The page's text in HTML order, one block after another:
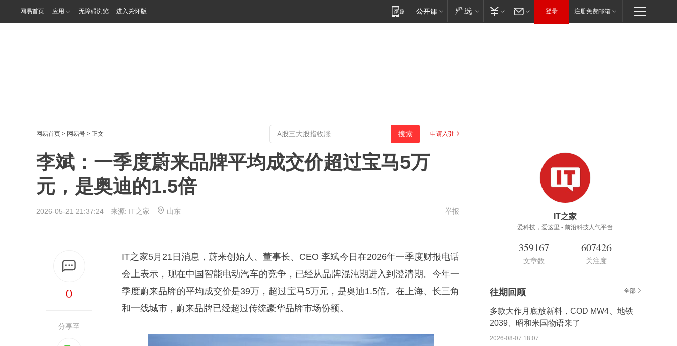
网易首页 应用 无障碍浏览 进入关怀版 登录 注册免费邮箱
网易首页 > 网易号 > 正文 申请入驻
李斌：一季度蔚来品牌平均成交价超过宝马5万
元，是奥迪的1.5倍
2026-05-21 21:37:24 来源: IT之家 山东 举报
0
分享至
IT之家5月21日消息，蔚来创始人、董事长、CEO 李斌今日在2026年一季度财报电话
会上表示，现在中国智能电动汽车的竞争，已经从品牌混沌期进入到澄清期。今年一
季度蔚来品牌的平均成交价是39万，超过宝马5万元，是奥迪1.5倍。在上海、长三角
和一线城市，蔚来品牌已经超过传统豪华品牌市场份额。
IT之家
爱科技，爱这里 - 前沿科技人气平台
359167
文章数
607426
关注度
往期回顾 全部
多款大作月底放新料，COD MW4、地铁
2039、昭和米国物语来了
2026-08-07 18:07